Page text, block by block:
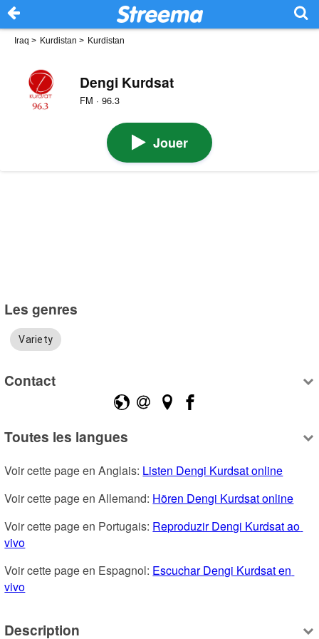
Iraq > Kurdistan > Kurdistan
Dengi Kurdsat
FM · 96.3
Jouer
Les genres
Variety
Contact
Toutes les langues
Voir cette page en Anglais: Listen Dengi Kurdsat online
Voir cette page en Allemand: Hören Dengi Kurdsat online
Voir cette page en Portugais: Reproduzir Dengi Kurdsat ao
vivo
Voir cette page en Espagnol: Escuchar Dengi Kurdsat en
vivo
Description